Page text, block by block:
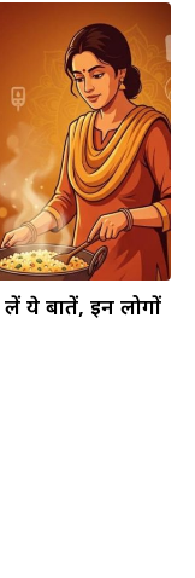
ये बातें, इन लोगों